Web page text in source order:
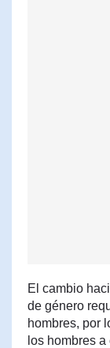
El cambio
de género
hombres, por
los hombres